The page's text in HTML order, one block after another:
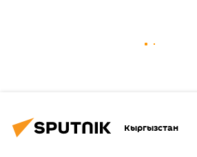
Кыргызстан